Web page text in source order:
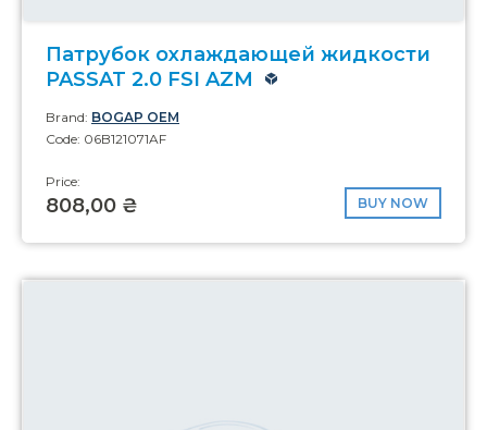
Патрубок охлаждающей жидкости
PASSAT 2.0 FSI AZM
Brand: BOGAP OEM
Code: 06B121071AF
Price:
808,00 ₴ BUY NOW